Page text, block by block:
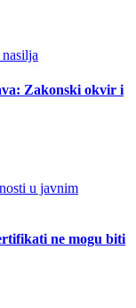
Zakonski okvir i
ne mogu biti